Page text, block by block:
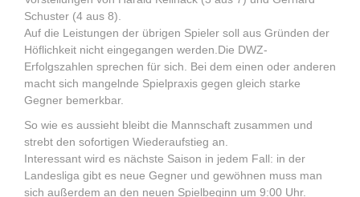
Schuster (4 aus 8).
Auf die Leistungen der übrigen Spieler soll aus Gründen der
Höflichkeit nicht eingegangen werden.Die DWZ-
Erfolgszahlen sprechen für sich. Bei dem einen oder anderen
macht sich mangelnde Spielpraxis gegen gleich starke
Gegner bemerkbar.
So wie es aussieht bleibt die Mannschaft zusammen und
strebt den sofortigen Wiederaufstieg an.
Interessant wird es nächste Saison in jedem Fall: in der
Landesliga gibt es neue Gegner und gewöhnen muss man
sich außerdem an den neuen Spielbeginn um 9:00 Uhr.